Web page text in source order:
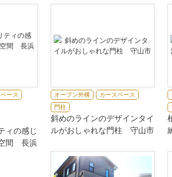
ース
ィの感じ
間 長浜
オープン外構
カースペース
門柱
斜めのラインのデザインタイ
ルがおしゃれな門柱 守山市